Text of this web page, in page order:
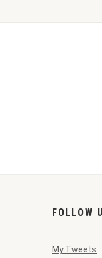
FOLLOW
My Tweets